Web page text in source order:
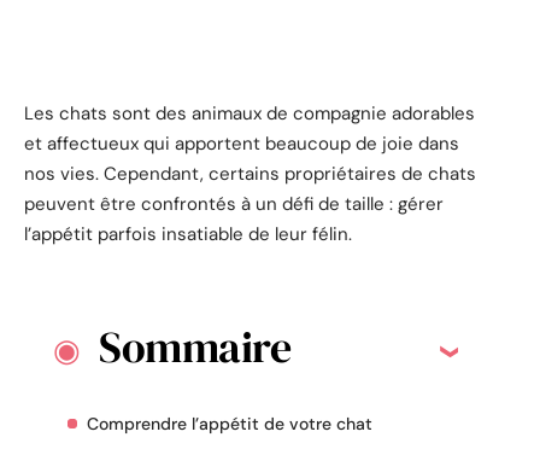
Les chats sont des animaux de compagnie adorables
et affectueux qui apportent beaucoup de joie dans
nos vies. Cependant, certains propriétaires de chats
peuvent être confrontés à un défi de taille : gérer
l’appétit parfois insatiable de leur félin.
Sommaire
Comprendre l’appétit de votre chat